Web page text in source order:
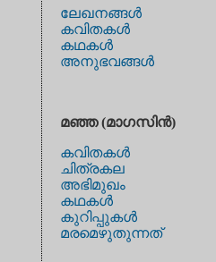
ലേഖനങ്ങള്‍
കവിതകള്‍
കഥകള്‍
അനുഭവങ്ങള്‍
മഞ്ഞ (മാഗസിന്‍)
കവിതകള്‍
ചിത്രകല
അഭിമുഖം
കഥകള്‍
കുറിപ്പുകള്‍
മരമെഴുതുന്നത്